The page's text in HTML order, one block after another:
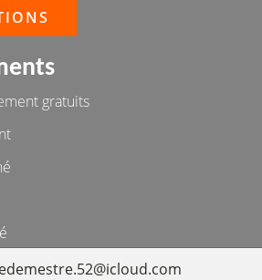
gratuits